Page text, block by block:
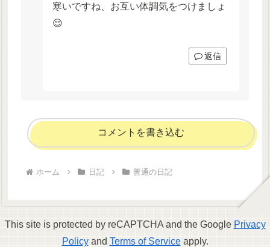
寒いですね、お互い体調気をつけましょ
😌
返信
コメントを書き込む
ホーム 日記 普通の日記
This site is protected by reCAPTCHA and the Google Privacy
Policyand Terms of Serviceapply.